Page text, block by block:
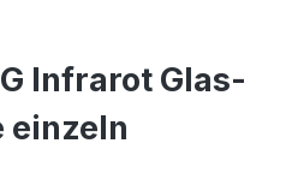
Infrarot Glas-
einzeln